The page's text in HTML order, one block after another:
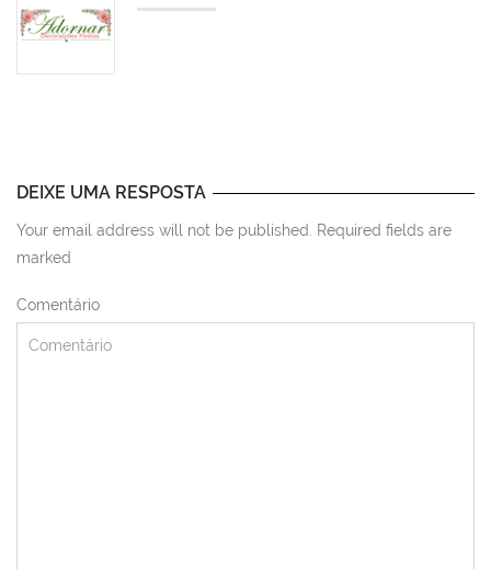
DEIXE UMA RESPOSTA
Your email address will not be published. Required fields are
marked
Comentário